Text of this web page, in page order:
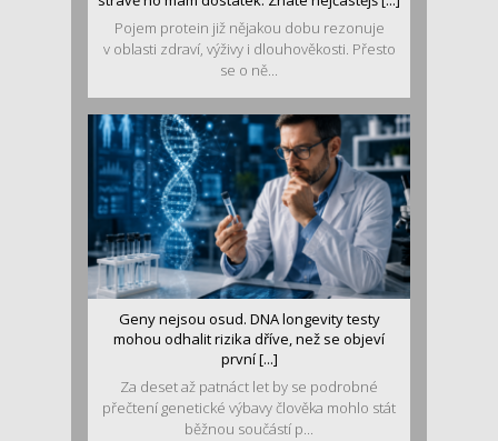
Pojem protein již nějakou dobu rezonuje
v oblasti zdraví, výživy i dlouhověkosti. Přesto
se o ně...
Geny nejsou osud. DNA longevity testy
mohou odhalit rizika dříve, než se objeví
první [...]
Za deset až patnáct let by se podrobné
přečtení genetické výbavy člověka mohlo stát
běžnou součástí p...